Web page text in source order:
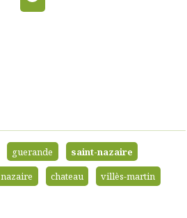
guerande
saint-nazaire
nazaire chateau
villès-martin